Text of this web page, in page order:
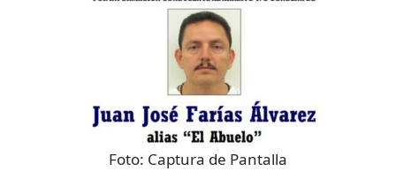
Foto: Captura de Pantalla